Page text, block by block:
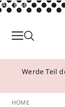
ANZEIGE
Parfum
Make-
Werde Teil
HOME